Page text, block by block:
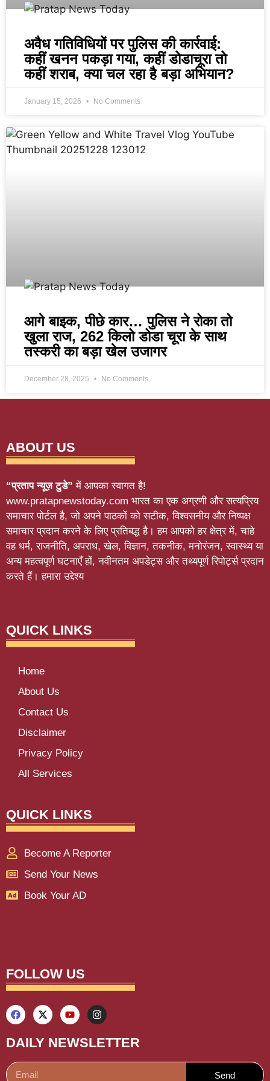
अवैध गतिविधियों पर पुलिस की कार्रवाई:
कहीं खनन पकड़ा गया, कहीं डोडाचूरा तो
कहीं शराब, क्या चल रहा है बड़ा अभियान?
January 15, 2026 No Comments
आगे बाइक, पीछे कार… पुलिस ने रोका तो
खुला राज, 262 किलो डोडा चूरा के साथ
तस्करी का बड़ा खेल उजागर
December 28, 2025 No Comments
ABOUT US
“प्रताप न्यूज़ टुडे” में आपका स्वागत है!
www.pratapnewstoday.com भारत का एक अग्रणी और सत्यप्रिय
समाचार पोर्टल है, जो अपने पाठकों को सटीक, विश्वसनीय और निष्पक्ष
समाचार प्रदान करने के लिए प्रतिबद्ध है। हम आपको हर क्षेत्र में, चाहे
वह धर्म, राजनीति, अपराध, खेल, विज्ञान, तकनीक, मनोरंजन, स्वास्थ्य या
अन्य महत्वपूर्ण घटनाएँ हों, नवीनतम अपडेट्स और तथ्यपूर्ण रिपोर्ट्स प्रदान
करते हैं। हमारा उद्देश्य
QUICK LINKS
Home
About Us
Contact Us
Disclaimer
Privacy Policy
All Services
QUICK LINKS
Become A Reporter
Send Your News
Book Your AD
FOLLOW US
DAILY NEWSLETTER
Send